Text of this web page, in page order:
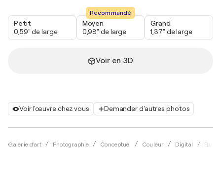
Voir l'œuvre chez vous Demander d'autres photos
Galerie d'art Photographie Conceptuel Couleur Digital
Petit
0,59" de large
Recommandé
Moyen
0,98" de large
Grand
1,37" de large
Voir en 3D